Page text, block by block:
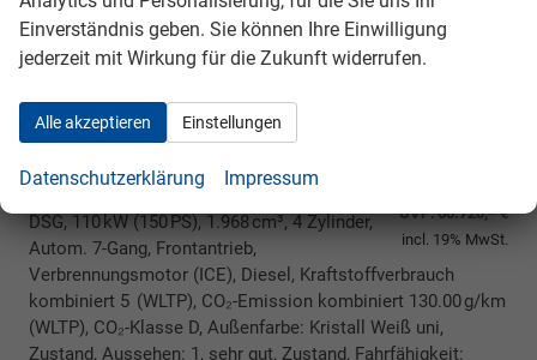
UVP:60.720,– €
incl. 19% MwSt.
unverbindliche Lieferzeit:
DSG, 110 kW (150 PS), 1.968 cm³, 4 Zylinder,
Autom. 7-Gang, Frontantrieb,
Verbrennungsmotor (ICE), Diesel, Kraftstoffverbrauch
kombiniert 5 (WLTP), CO₂-Emission kombiniert 130.00 g/km
(WLTP), CO₂-Klasse D, Außenfarbe: Kristall Weiß uni,
Zustand, Aussehen: 1, sehr gut, Zustand, Fahrfähigkeit:
Einverständnis geben. Sie können Ihre Einwilligung
jederzeit mit Wirkung für die Zukunft widerrufen.
Alle akzeptieren Einstellungen
Datenschutzerklärung Impressum